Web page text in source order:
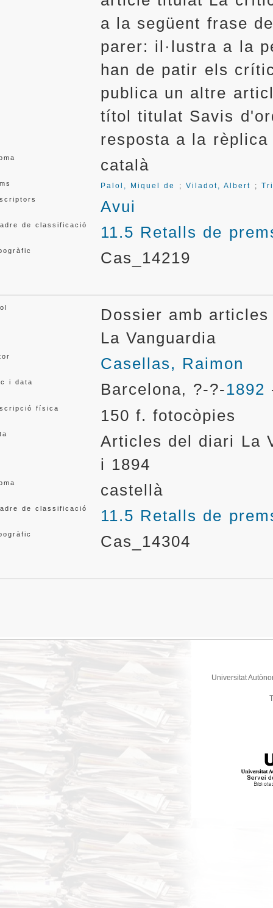
a la següent frase
parer: il·lustra a la
han de patir els
publica un altre
títol titulat Savis
resposta a la
català
Palol, Miquel de ; Viladot, Albert ;
Avui
de classificació 11.5 Retalls de
Cas_14219
Dossier amb
La Vanguardia
Casellas, Raimon
i data Barcelona, ?-?-1892
física 150 f. fotocòpies
Articles del diari La
i 1894
castellà
de classificació 11.5 Retalls de
Cas_14304
Universitat